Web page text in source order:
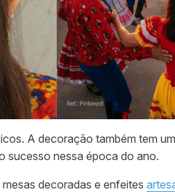
A decoração também tem
sucesso nessa época do ano.
decoradas e enfeites